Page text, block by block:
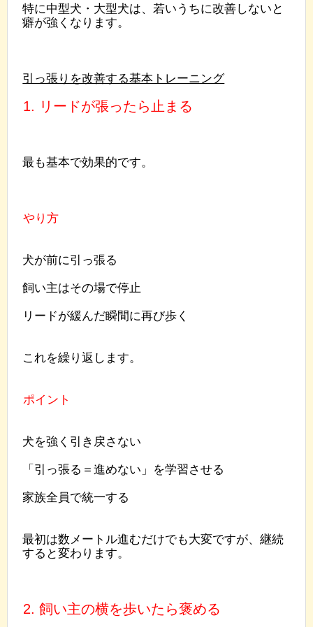
特に中型犬・大型犬は、若いうちに改善しないと
癖が強くなります。
引っ張りを改善する基本トレーニング
1. リードが張ったら止まる
最も基本で効果的です。
やり方
犬が前に引っ張る
飼い主はその場で停止
リードが緩んだ瞬間に再び歩く
これを繰り返します。
ポイント
犬を強く引き戻さない
「引っ張る＝進めない」を学習させる
家族全員で統一する
最初は数メートル進むだけでも大変ですが、継続
すると変わります。
2. 飼い主の横を歩いたら褒める